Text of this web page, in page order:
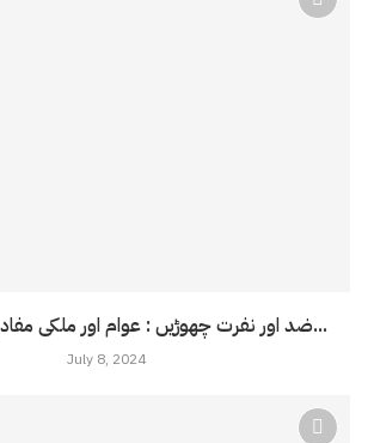
ضد اور نفرت چھوڑیں : عوام اور ملکی مفاد کے فیصلے کریں...
July 8, 2024